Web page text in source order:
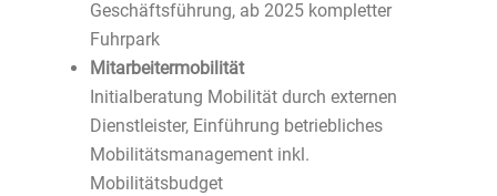
Geschäftsführung, ab 2025 kompletter
Fuhrpark
Mitarbeitermobilität
Initialberatung Mobilität durch externen
Dienstleister, Einführung betriebliches
Mobilitätsmanagement inkl.
Mobilitätsbudget